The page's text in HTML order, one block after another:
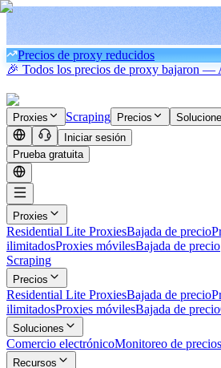
Precios de proxy reducidos
🎉 Todos los precios de proxy bajaron —
Proxies Scraping Precios
Iniciar sesión
Prueba gratuita
Proxies
Residential Lite ProxiesBajada de precio
ilimitadosProxies móvilesBajada de precio
Scraping
Precios
Residential Lite ProxiesBajada de precio
ilimitadosProxies móvilesBajada de precio
Soluciones
Comercio electrónicoMonitoreo de precios
Recursos